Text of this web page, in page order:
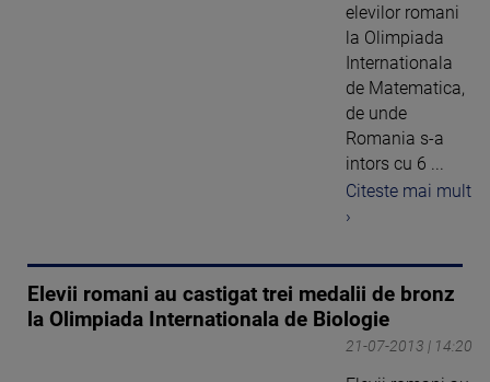
elevilor romani
la Olimpiada
Internationala
de Matematica,
de unde
Romania s-a
intors cu 6 ...
Citeste mai mult
›
Elevii romani au castigat trei medalii de bronz
la Olimpiada Internationala de Biologie
21-07-2013 | 14:20